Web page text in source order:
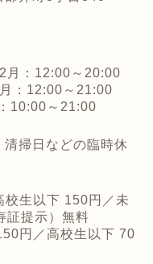
：12:00～20:00
：12:00～21:00
10:00～21:00
清掃日などの臨時休
校生以下 150円／未
証提示）無料
円／高校生以下 70